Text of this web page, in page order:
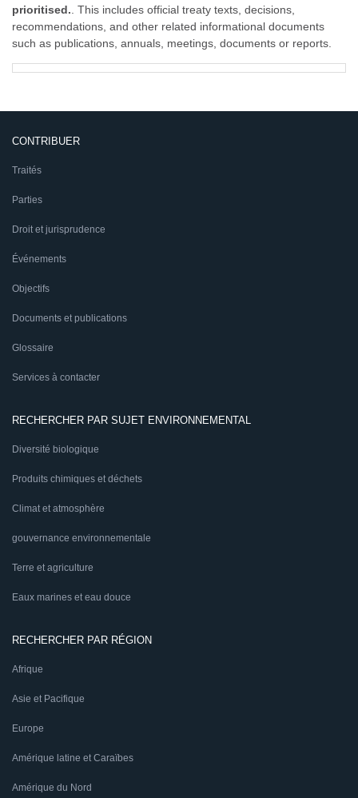
prioritised. . This includes official treaty texts, decisions,
recommendations, and other related informational documents
such as publications, annuals, meetings, documents or reports.
CONTRIBUER
Traités
Parties
Droit et jurisprudence
Événements
Objectifs
Documents et publications
Glossaire
Services à contacter
RECHERCHER PAR SUJET ENVIRONNEMENTAL
Diversité biologique
Produits chimiques et déchets
Climat et atmosphère
gouvernance environnementale
Terre et agriculture
Eaux marines et eau douce
RECHERCHER PAR RÉGION
Afrique
Asie et Pacifique
Europe
Amérique latine et Caraïbes
Amérique du Nord